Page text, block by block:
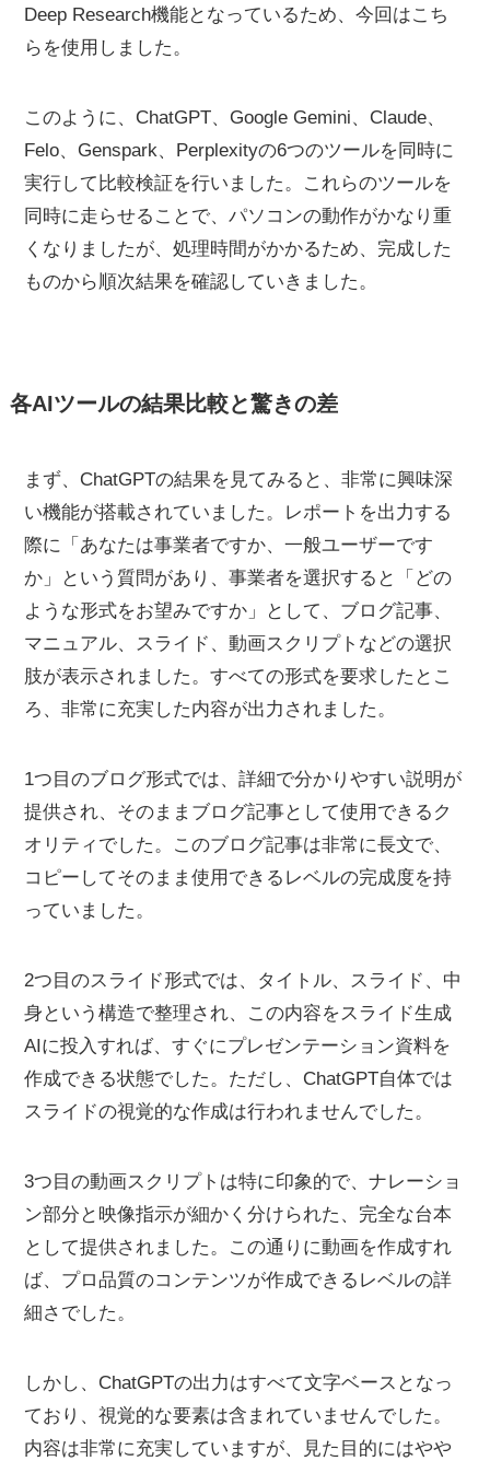
Deep Research機能となっているため、今回はこち
らを使用しました。
このように、ChatGPT、Google Gemini、Claude、
Felo、Genspark、Perplexityの6つのツールを同時に
実行して比較検証を行いました。これらのツールを
同時に走らせることで、パソコンの動作がかなり重
くなりましたが、処理時間がかかるため、完成した
ものから順次結果を確認していきました。
各AIツールの結果比較と驚きの差
まず、ChatGPTの結果を見てみると、非常に興味深
い機能が搭載されていました。レポートを出力する
際に「あなたは事業者ですか、一般ユーザーです
か」という質問があり、事業者を選択すると「どの
ような形式をお望みですか」として、ブログ記事、
マニュアル、スライド、動画スクリプトなどの選択
肢が表示されました。すべての形式を要求したとこ
ろ、非常に充実した内容が出力されました。
1つ目のブログ形式では、詳細で分かりやすい説明が
提供され、そのままブログ記事として使用できるク
オリティでした。このブログ記事は非常に長文で、
コピーしてそのまま使用できるレベルの完成度を持
っていました。
2つ目のスライド形式では、タイトル、スライド、中
身という構造で整理され、この内容をスライド生成
AIに投入すれば、すぐにプレゼンテーション資料を
作成できる状態でした。ただし、ChatGPT自体では
スライドの視覚的な作成は行われませんでした。
3つ目の動画スクリプトは特に印象的で、ナレーショ
ン部分と映像指示が細かく分けられた、完全な台本
として提供されました。この通りに動画を作成すれ
ば、プロ品質のコンテンツが作成できるレベルの詳
細さでした。
しかし、ChatGPTの出力はすべて文字ベースとなっ
ており、視覚的な要素は含まれていませんでした。
内容は非常に充実していますが、見た目的にはやや